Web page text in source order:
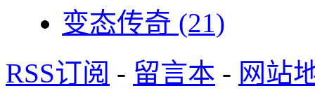
变态传奇 (21)
RSS订阅 - 留言本 - 网站